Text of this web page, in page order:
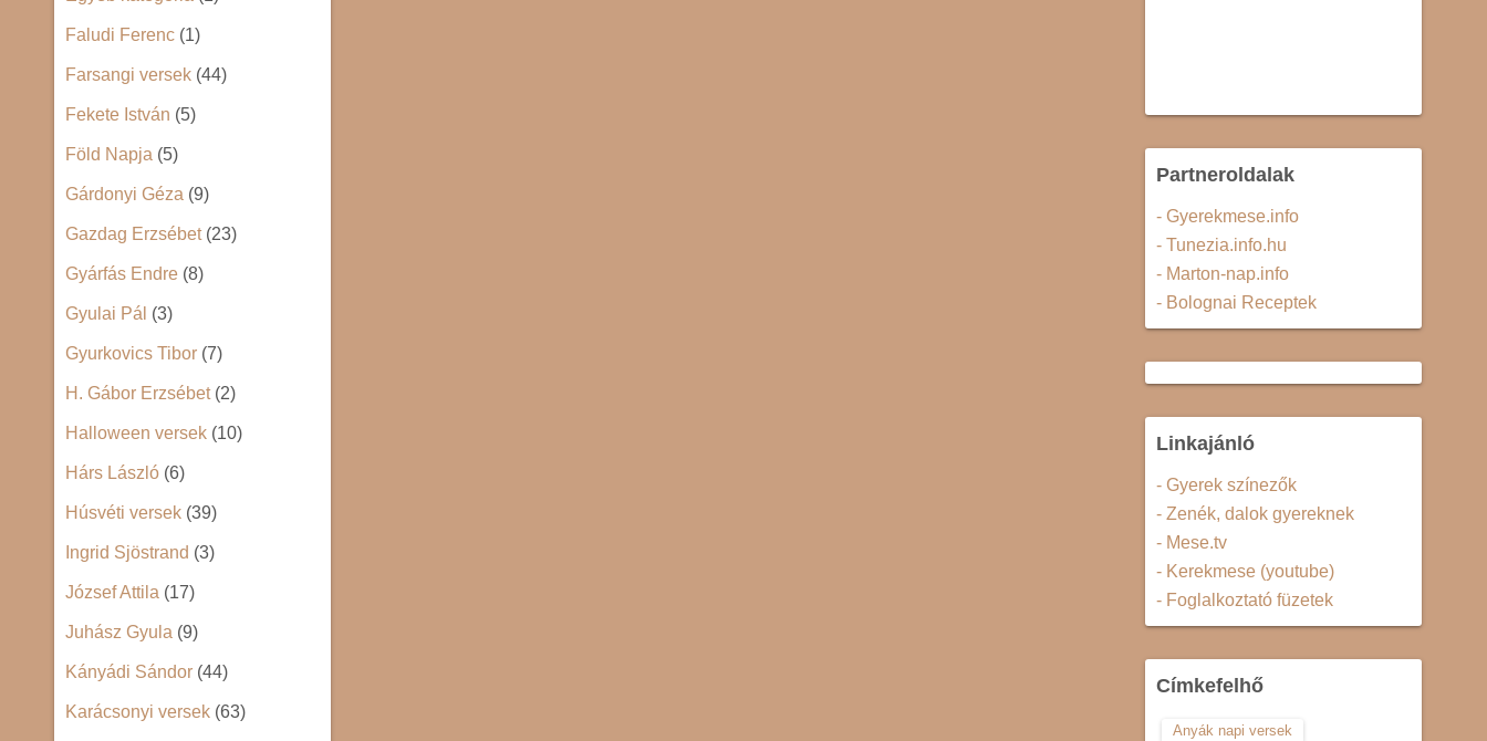
Faludi Ferenc (1)
Farsangi versek (44)
Fekete István (5)
Föld Napja (5)
Gárdonyi Géza (9)
Gazdag Erzsébet(23)
Gyárfás Endre (8)
Gyulai Pál (3)
Gyurkovics Tibor (7)
H. Gábor Erzsébet(2)
Halloween versek (10)
Hárs László (6)
Húsvéti versek (39)
Ingrid Sjöstrand (3)
József Attila (17)
Juhász Gyula (9)
Kányádi Sándor (44)
Karácsonyi versek (63)
Partneroldalak
- Gyerekmese.info
- Tunezia.info.hu
- Marton-nap.info
- Bolognai Receptek
Linkajánló
- Gyerek színezők
- Zenék, dalok gyereknek
- Mese.tv
- Kerekmese (youtube)
- Foglalkoztató füzetek
Címkefelhő
Anyák napi versek